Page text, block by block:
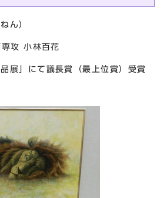
ん）
攻 小林百花
展」にて議長賞（最上位賞）受賞